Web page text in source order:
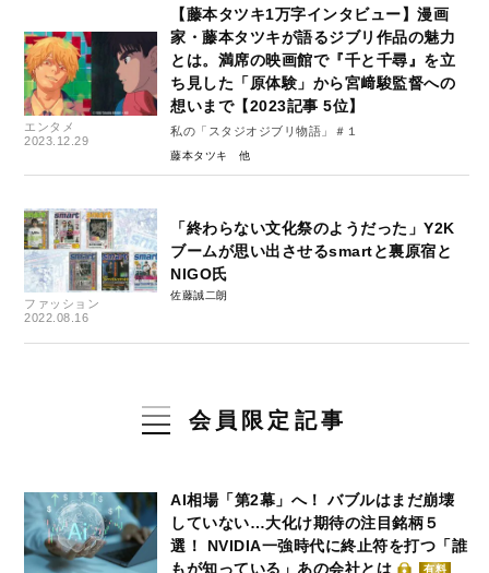
エンタメ
2023.12.29
【藤本タツキ1万字インタビュー】漫画
家・藤本タツキが語るジブリ作品の魅力
とは。満席の映画館で『千と千尋』を立
ち見した「原体験」から宮﨑駿監督への
想いまで【2023記事 5位】
私の「スタジオジブリ物語」＃１
藤本タツキ
ファッション
2022.08.16
「終わらない文化祭のようだった」Y2K
ブームが思い出させるsmartと裏原宿と
NIGO氏
佐藤誠二朗
会員限定記事
AI相場「第2幕」へ！ バブルはまだ崩壊
していない…大化け期待の注目銘柄５
選！ NVIDIA一強時代に終止符を打つ「誰
もが知っている」あの会社とは
有料